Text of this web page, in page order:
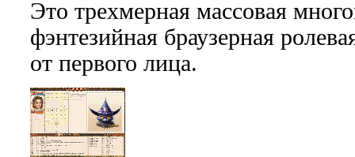
Это трехмерная массовая
фэнтезийная браузерная
от первого лица.